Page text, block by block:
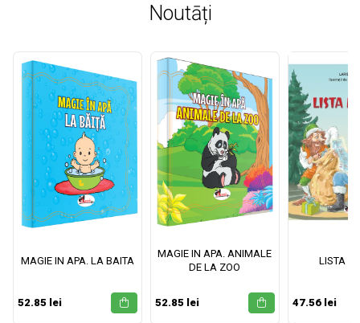
Noutāți
MAGIE IN APA. LA BAITA
52.85 lei
MAGIE IN APA. ANIMALE
DE LA ZOO
52.85 lei
LISTA
47.56 lei